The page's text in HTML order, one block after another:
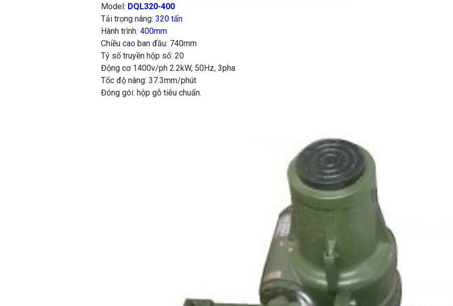
Model: DQL320-400
Tải trọng nâng: 320 tấn
Hành trình: 400mm
Chiều cao ban đầu: 740mm
Tỷ số truyền hộp số: 20
Động cơ 1400v/ph 2.2kW, 50Hz, 3pha
Tốc độ nâng: 37.3mm/phút
Đóng gói: hộp gỗ tiêu chuẩn.